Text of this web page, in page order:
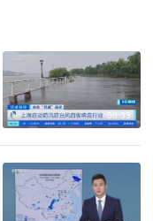
预约
预约
预约
00:33